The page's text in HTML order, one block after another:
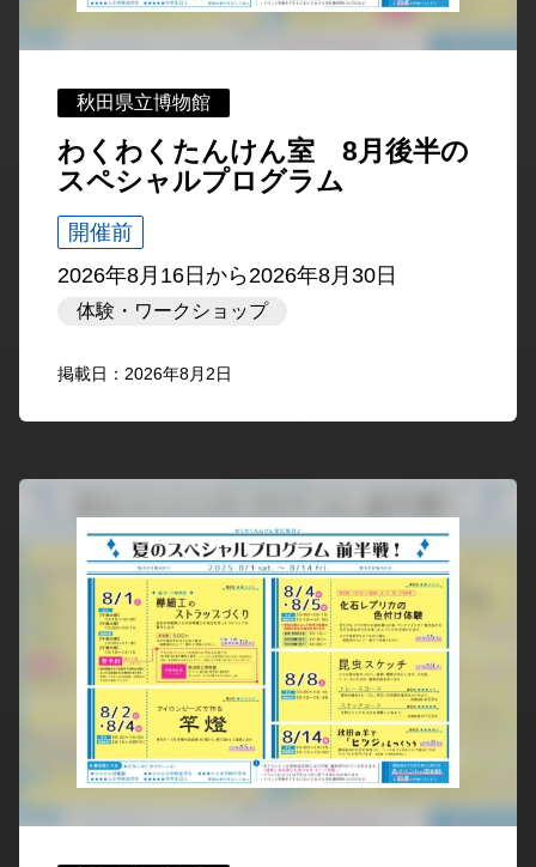
秋田県立博物館
わくわくたんけん室 8月後半の
スペシャルプログラム
開催前
2026年8月16日 から2026年8月30日
体験・ワークショップ
掲載日：2026年8月2日